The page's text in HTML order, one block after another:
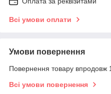
Всі умови оплати
Умови повернення
Повернення товару впродовж
Всі умови повернення